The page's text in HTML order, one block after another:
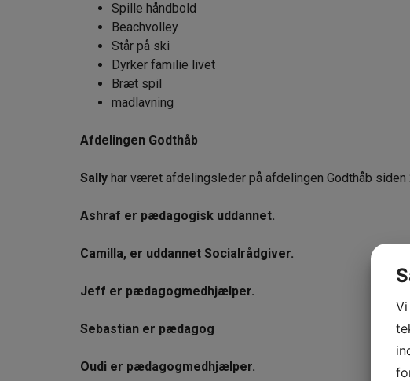
Spille håndbold
Beachvolley
Står på ski
Dyrker familie livet
Bræt spil
madlavning
Afdelingen Godthåb
Sally har været afdelingsleder på afdelingen Godthåb
Ashraf er pædagogisk uddannet.
Camilla, er uddannet Socialrådgiver.
Jeff er pædagogmedhjælper.
Sebastian er pædagog
Oudi er pædagogmedhjælper.